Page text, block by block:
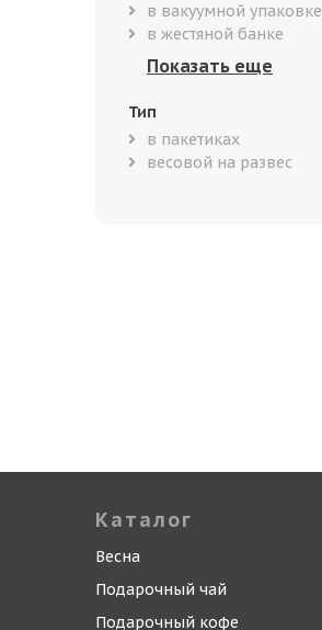
в вакуумной упаковке
в жестяной банке
Тип
в пакетиках
весовой на развес
Каталог
Весна
Подарочный чай
Подарочный кофе